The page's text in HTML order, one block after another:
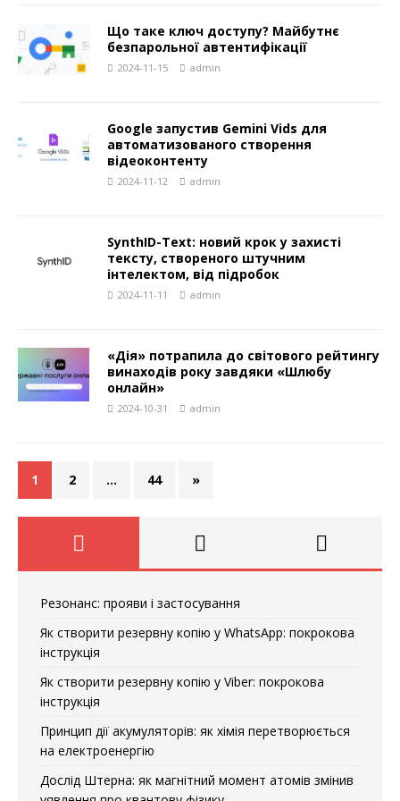
Що таке ключ доступу? Майбутнє
безпарольної автентифікації
2024-11-15 admin
Google запустив Gemini Vids для
автоматизованого створення
відеоконтенту
2024-11-12 admin
SynthID-Text: новий крок у захисті
тексту, створеного штучним
інтелектом, від підробок
2024-11-11 admin
«Дія» потрапила до світового рейтингу
винаходів року завдяки «Шлюбу
онлайн»
2024-10-31 admin
1 2 … 44 »
Резонанс: прояви і застосування
Як створити резервну копію у WhatsApp: покрокова
інструкція
Як створити резервну копію у Viber: покрокова
інструкція
Принцип дії акумуляторів: як хімія перетворюється
на електроенергію
Дослід Штерна: як магнітний момент атомів змінив